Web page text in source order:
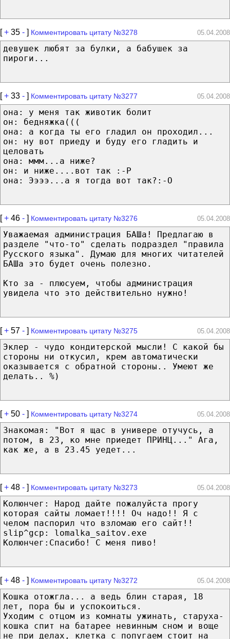
[+ 35 - ] Комментировать цитату №3278 05.04.2008
девушек любят за булки, а бабушек за
пироги...
[+ 33 - ] Комментировать цитату №3277 05.04.2008
она: у меня так животик болит
он: бедняжка(((
она: а когда ты его гладил он проходил...
он: ну вот приеду и буду его гладить и
целовать
она: ммм...а ниже?
он: и ниже....вот так :-Р
она: Ээээ...а я тогда вот так?:-О
[+ 46 - ] Комментировать цитату №3276 05.04.2008
Уважаемая администрация БАШа! Предлагаю в
разделе "что-то" сделать подраздел "правила
Русского языка". Думаю для многих читателей
БАШа это будет очень полезно.
Кто за - плюсуем, чтобы администрация
увидела что это действительно нужно!
[+ 57 - ] Комментировать цитату №3275 05.04.2008
Эклер - чудо кондитерской мысли! С какой бы
стороны ни откусил, крем автоматически
оказывается с обратной стороны.. Умеют же
делать.. %)
[+ 50 - ] Комментировать цитату №3274 05.04.2008
Знакомая: "Вот я щас в универе отучусь, а
потом, в 23, ко мне приедет ПРИНЦ..." Ага,
как же, а в 23.45 уедет...
[+ 48 - ] Комментировать цитату №3273 05.04.2008
Колюнчег: Народ дайте пожалуйста прогу
которая сайты ломает!!!! Оч надо!! Я с
челом паспорил что взломаю его сайт!!
slip^gcp: lomalka_saitov.exe
Колюнчег:Спасибо! С меня пиво!
[+ 48 - ] Комментировать цитату №3272 05.04.2008
Кошка отожгла... а ведь блин старая, 18
лет, пора бы и успокоиться.
Уходим с отцом из комнаты ужинать, старуха-
кошка спит на батарее невинным сном и воще
не при делах, клетка с попугаем стоит на